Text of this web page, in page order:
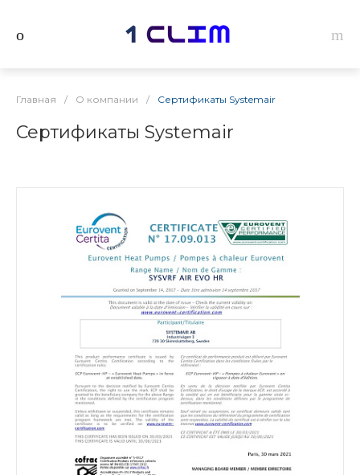
Главная / О компании / Сертификаты Systemair
Сертификаты Systemair